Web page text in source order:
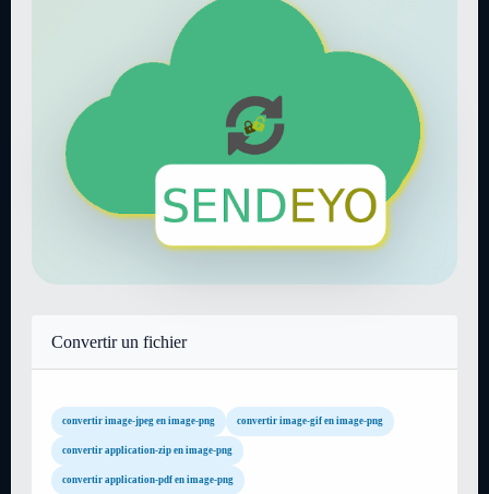
Convertir un fichier
convertir image-jpeg en image-png convertir image-gif en image-png
convertir application-zip en image-png
convertir application-pdf en image-png